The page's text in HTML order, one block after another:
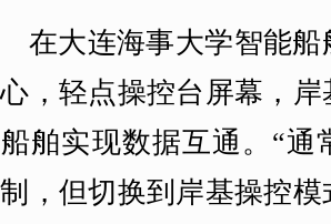
在大连海事大学智能
，轻点操控台屏幕，
舶实现数据互通。“通
，但切换到岸基操控